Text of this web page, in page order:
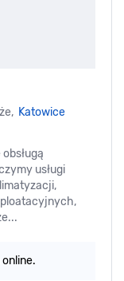
Katowice
usługi